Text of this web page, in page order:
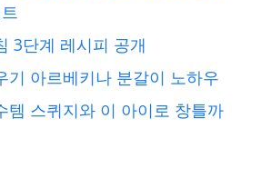
3단계 레시피 공개
기 아르베키나 분갈이 노하우
템 스퀴지와 이 아이로 창틀까